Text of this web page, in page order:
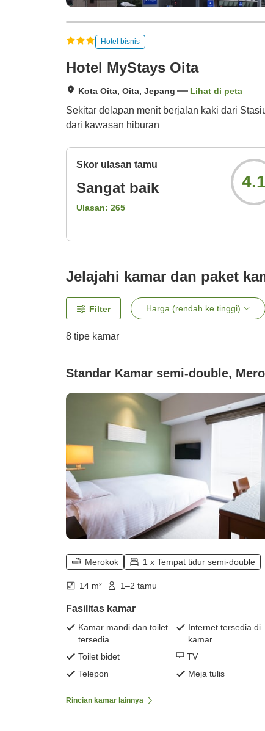
Hotel bisnis
Hotel MyStays Oita
Kota Oita, Oita, Jepang Lihat di peta
Sekitar delapan menit berjalan kaki dari
dari kawasan hiburan
Skor ulasan tamu
Sangat baik
Ulasan: 265
4.1
Jelajahi kamar dan paket
Filter Harga (rendah ke tinggi)
8 tipe kamar
Standar Kamar semi-double,
Merokok 1 x Tempat tidur semi-double
14 m² 1–2 tamu
Fasilitas kamar
Kamar mandi dan toilet
tersedia
Internet tersedia di
kamar
Toilet bidet
TV
Telepon
Meja tulis
Rincian kamar lainnya